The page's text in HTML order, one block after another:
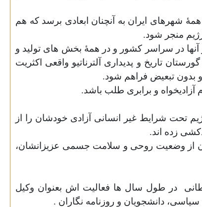
شهرهای ایران به آنچنان ابعادی برسد که هم
منجر شود.
آنها در سراسر کشور و در همۀ بخش های تولید و
تاریخ و پدیداری آلترناتیو واقعی اکثریت
و بدون تبعیض فراهم شود.
و برابری طلب باشد.
تحت شرایط غیر انسانی آزادی خودشان را از
زده اند.
از وضعیت روحی و سلامت جسمی عزیزانشان،
در طول سال ها فعاليت اش بعنوان وکیل
دانشجويان و روزنامه نگاران .